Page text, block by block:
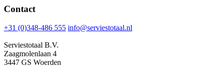
Contact
+31 (0)348-486 555 info@serviestotaal.nl
Serviestotaal B.V.
Zaagmolenlaan 4
3447 GS Woerden